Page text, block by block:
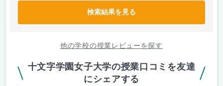
検索結果を見る
他の学校の授業レビューを探す
十文字学園女子大学の授業口コミを友達
にシェアする